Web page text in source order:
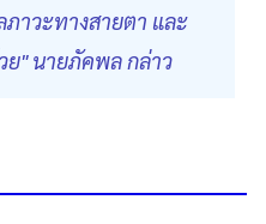
าวะทางสายตา และ
" นายภัคพล กล่าว